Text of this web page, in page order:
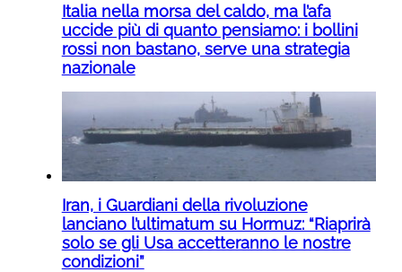
Italia nella morsa del caldo, ma l’afa
uccide più di quanto pensiamo: i bollini
rossi non bastano, serve una strategia
nazionale
Iran, i Guardiani della rivoluzione
lanciano l’ultimatum su Hormuz: “Riaprirà
solo se gli Usa accetteranno le nostre
condizioni”